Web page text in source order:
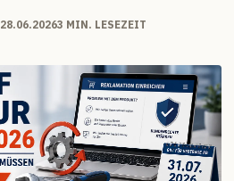
28.06.20263 MIN. LESEZEIT